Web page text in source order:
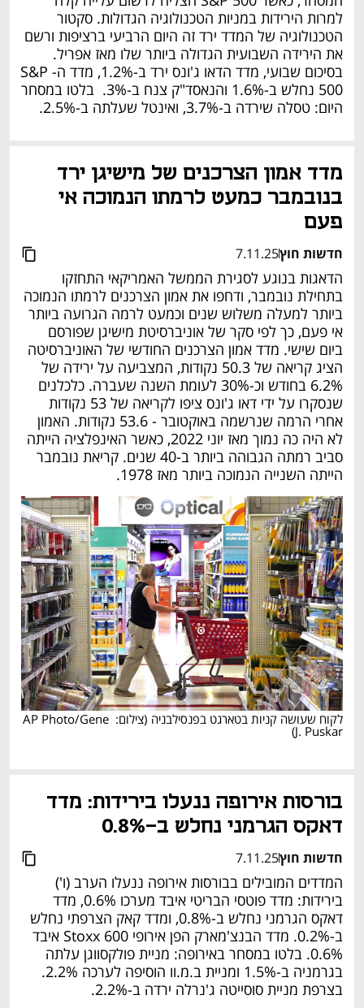
למרות הירידות במניות הטכנולוגיה הגדולות. סקטור
בסיכום שבועי, מדד הדאו ג'ונס ירד ב-1.2%, מדד ה-S&P
500 נחלש ב-1.6% והנאסד"ק צנח ב-3%.  בלטו במסחר
היום: טסלה שירדה ב-3.7%, ואינטל שעלתה ב-2.5%.
בנובמבר כמעט לרמתו הנמוכה אי
פעם
חדשות חוץ7.11.25
ביותר למעלה משלוש שנים וכמעט לרמה הגרועה ביותר
הציג קריאה של 50.3 נקודות, המצביעה על ירידה של
שנסקרו על ידי דאו ג'ונס ציפו לקריאה של 53 נקודות
אחרי הרמה שנרשמה באוקטובר - 53.6 נקודות. האמון
סביב רמתה הגבוהה ביותר ב-40 שנים. קריאת נובמבר
הייתה השנייה הנמוכה ביותר מאז 1978.
לקוח שעושה קניות בטארגט בפנסילבניה ( צילום: AP Photo/Gene
J. Puskar
)
דאקס הגרמני נחלש ב-0.8%
חדשות חוץ7.11.25
המדדים המובילים בבורסות אירופה ננעלו הערב (ו')
בירידות: מדד פוטסי הבריטי איבד מערכו 0.6%, מדד
ב-0.2%. מדד הבנצ'מארק הפן אירופי Stoxx 600 איבד
בצרפת מניית סוסייטה ג'נרלה ירדה ב-2.2%.